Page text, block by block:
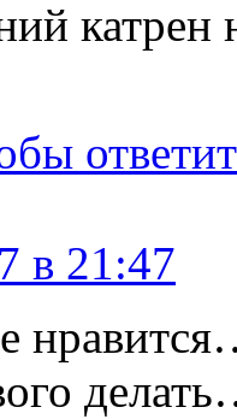
катрен
в 21:47